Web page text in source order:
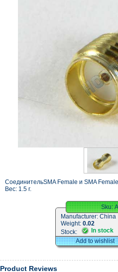
СоединительSMA Female и SMA Female
Вес: 1.5 г.
Sku:
Manufacturer: China
Weight: 0.02
Stock:
In stock
Add to wishlist
Product Reviews